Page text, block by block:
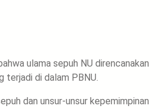
ulama sepuh NU direncanakan
terjadi di dalam PBNU.
dan unsur-unsur kepemimpinan